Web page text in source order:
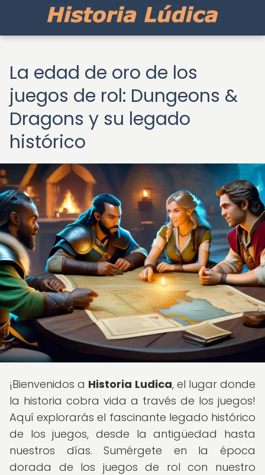
La edad de oro de los
juegos de rol: Dungeons &
Dragons y su legado
histórico
¡Bienvenidos a Historia Ludica, el lugar donde
la historia cobra vida a través de los juegos!
Aquí explorarás el fascinante legado histórico
de los juegos, desde la antigüedad hasta
nuestros días. Sumérgete en la época
dorada de los juegos de rol con nuestro